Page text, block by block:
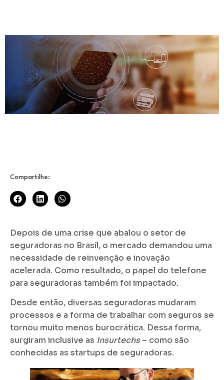
Compartilhe:
Depois de uma crise que abalou o setor de
seguradoras no Brasil, o mercado demandou uma
necessidade de reinvenção e inovação
acelerada. Como resultado, o papel do telefone
para seguradoras também foi impactado.
Desde então, diversas seguradoras mudaram
processos e a forma de trabalhar com seguros se
tornou muito menos burocrática. Dessa forma,
surgiram inclusive as insurtechs– como são
conhecidas as startups de seguradoras.